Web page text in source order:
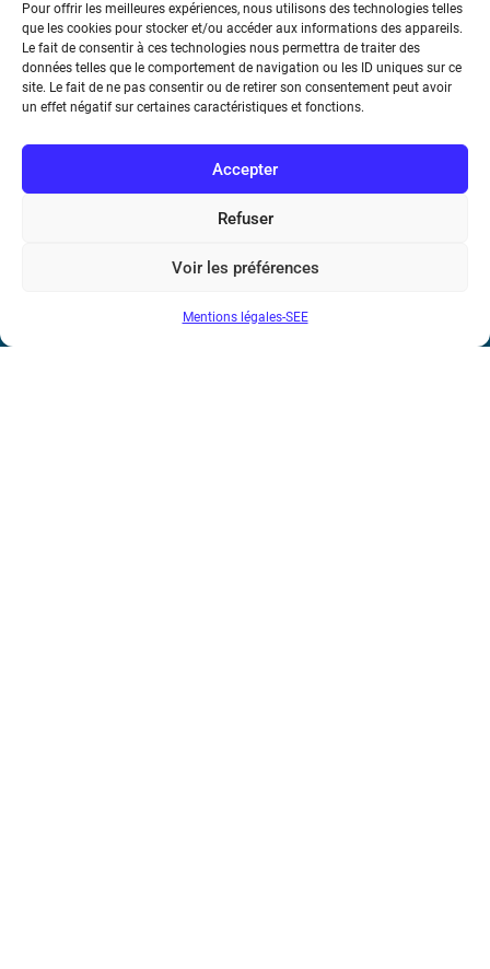
Pour offrir les meilleures expériences, nous utilisons des technologies telles
que les cookies pour stocker et/ou accéder aux informations des appareils.
Le fait de consentir à ces technologies nous permettra de traiter des
données telles que le comportement de navigation ou les ID uniques sur ce
site. Le fait de ne pas consentir ou de retirer son consentement peut avoir
un effet négatif sur certaines caractéristiques et fonctions.
Accepter
Refuser
Voir les préférences
Mentions légales-SEE
Société de l’Electricité, de l’Electronique et des Technologies
de l’Information et de la Communication